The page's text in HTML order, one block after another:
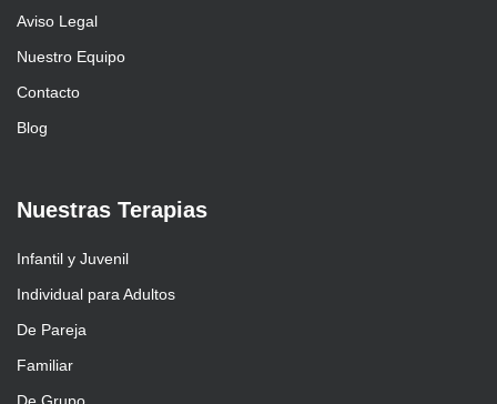
Aviso Legal
Nuestro Equipo
Contacto
Blog
Nuestras Terapias
Infantil y Juvenil
Individual para Adultos
De Pareja
Familiar
De Grupo